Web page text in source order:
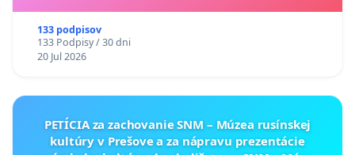
133 podpisov
133 Podpisy / 30 dni
20 Jul 2026
PETÍCIA za zachovanie SNM – Múzea rusínskej
kultúry v Prešove a za nápravu prezentácie